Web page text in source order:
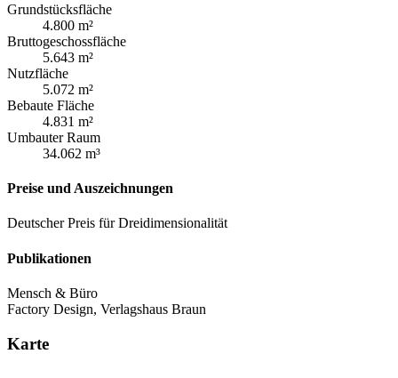
Grundstücksfläche
4.800 m²
Bruttogeschossfläche
5.643 m²
Nutzfläche
5.072 m²
Bebaute Fläche
4.831 m²
Umbauter Raum
34.062 m³
Preise und Auszeichnungen
Deutscher Preis für Dreidimensionalität
Publikationen
Mensch & Büro
Factory Design, Verlagshaus Braun
Karte